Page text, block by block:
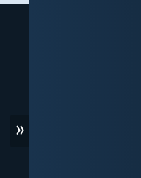
»